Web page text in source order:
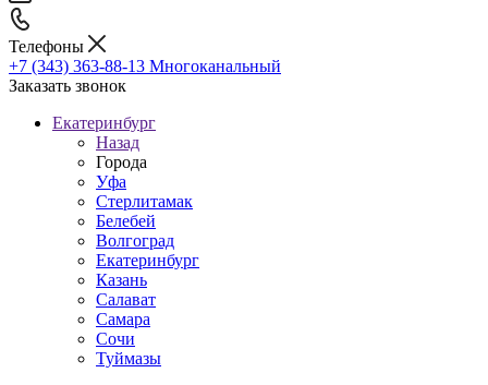
Телефоны
+7 (343) 363-88-13 Многоканальный
Заказать звонок
Екатеринбург
Назад
Города
Уфа
Стерлитамак
Белебей
Волгоград
Екатеринбург
Казань
Салават
Самара
Сочи
Туймазы